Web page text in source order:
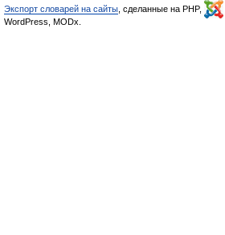
Экспорт словарей на сайты , сделанные на PHP,
WordPress, MODx.